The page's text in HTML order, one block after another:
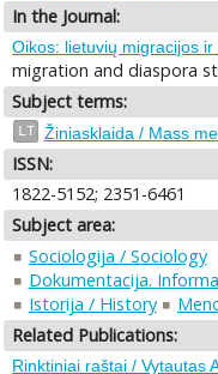
In the Journal:
Oikos: lietuvių migracijos
migration and diaspora
Subject terms:
LT Žiniasklaida / Mass
ISSN:
1822-5152; 2351-6461
Subject area:
Sociologija / Sociology
Dokumentacija.
Istorija / History
Related Publications:
Rinktiniai raštai / Vytautas